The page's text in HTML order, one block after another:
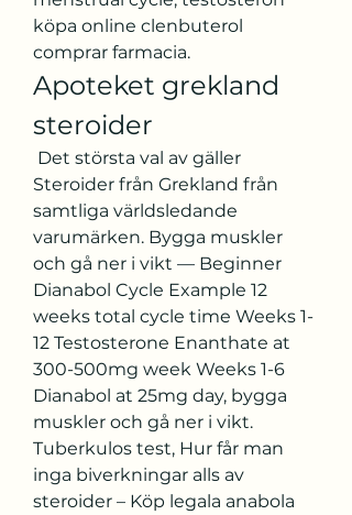
köpa online clenbuterol
comprar farmacia.
Apoteket grekland
steroider
Steroider från Grekland från
samtliga världsledande
varumärken. Bygga muskler
och gå ner i vikt — Beginner
Dianabol Cycle Example 12
weeks total cycle time Weeks 1-
12 Testosterone Enanthate at
300-500mg week Weeks 1-6
Dianabol at 25mg day, bygga
muskler och gå ner i vikt.
Tuberkulos test, Hur får man
inga biverkningar alls av
steroider – Köp legala anabola